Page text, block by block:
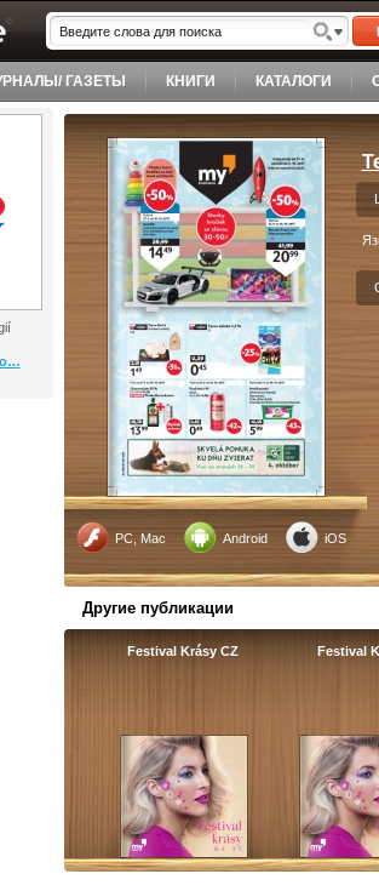
ГАЗЕТЫ КНИГИ КАТАЛОГИ
PC, Mac Android iOS
Другие публикации
Festival Krásy CZ Festival